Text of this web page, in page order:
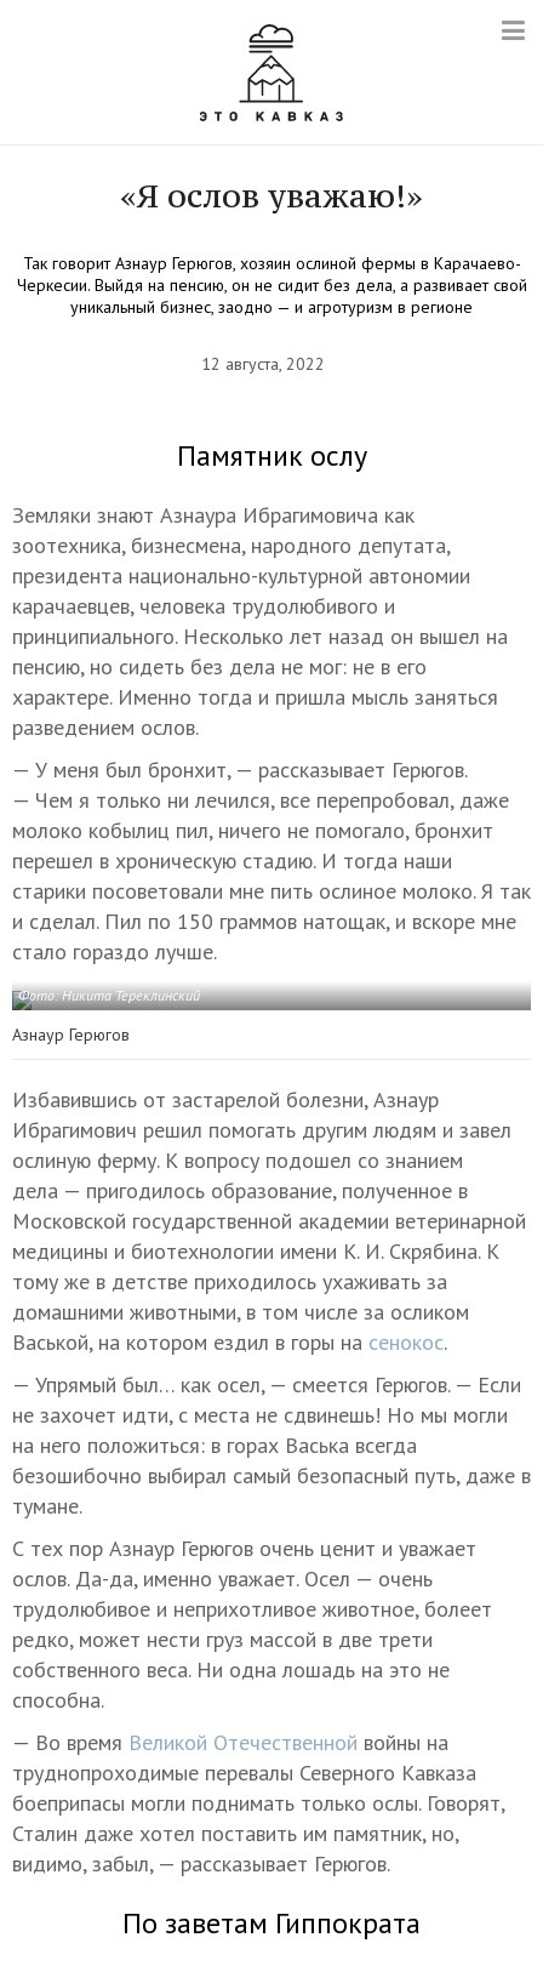
«Я ослов уважаю!»
Так говорит Азнаур Герюгов, хозяин ослиной фермы в Карачаево-
Черкесии. Выйдя на пенсию, он не сидит без дела, а развивает свой
уникальный бизнес, заодно — и агротуризм в регионе
12 августа, 2022
Памятник ослу
Земляки знают Азнаура Ибрагимовича как
зоотехника, бизнесмена, народного депутата,
президента национально-культурной автономии
карачаевцев, человека трудолюбивого и
принципиального. Несколько лет назад он вышел на
пенсию, но сидеть без дела не мог: не в его
характере. Именно тогда и пришла мысль заняться
разведением ослов.
— У меня был бронхит, — рассказывает Герюгов.
— Чем я только ни лечился, все перепробовал, даже
молоко кобылиц пил, ничего не помогало, бронхит
перешел в хроническую стадию. И тогда наши
старики посоветовали мне пить ослиное молоко. Я так
и сделал. Пил по 150 граммов натощак, и вскоре мне
стало гораздо лучше.
Фото: Никита Тереклинский
Азнаур Герюгов
Избавившись от застарелой болезни, Азнаур
Ибрагимович решил помогать другим людям и завел
ослиную ферму. К вопросу подошел со знанием
дела — пригодилось образование, полученное в
Московской государственной академии ветеринарной
медицины и биотехнологии имени К. И. Скрябина. К
тому же в детстве приходилось ухаживать за
домашними животными, в том числе за осликом
Васькой, на котором ездил в горы на сенокос.
— Упрямый был… как осел, — смеется Герюгов. — Если
не захочет идти, с места не сдвинешь! Но мы могли
на него положиться: в горах Васька всегда
безошибочно выбирал самый безопасный путь, даже в
тумане.
С тех пор Азнаур Герюгов очень ценит и уважает
ослов. Да-да, именно уважает. Осел — очень
трудолюбивое и неприхотливое животное, болеет
редко, может нести груз массой в две трети
собственного веса. Ни одна лошадь на это не
способна.
— Во время Великой Отечественной войны на
труднопроходимые перевалы Северного Кавказа
боеприпасы могли поднимать только ослы. Говорят,
Сталин даже хотел поставить им памятник, но,
видимо, забыл, — рассказывает Герюгов.
По заветам Гиппократа